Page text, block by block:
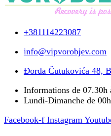
+381114223087
info@vipvorobjev.com
Đorđa Čutukovića 48,
Informations de 07.30h
Lundi-Dimanche de
Facebook-f Instagram